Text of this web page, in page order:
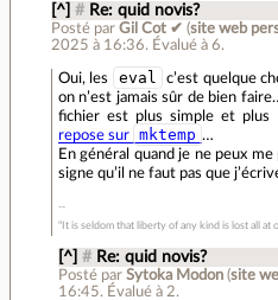
[^] # Re: quid novis?
Posté par Gil Cot ✔ (site web
2025 à 16:36. Évalué à 6.
Oui, les eval
c’est quelque
on n’est jamais sûr de bien
fichier est plus simple et plus
repose sur
mktemp …
En général quand je ne peux
signe qu’il ne faut pas que
“It is seldom that liberty of any kind is lost all at
[^] # Re: quid novis?
Posté par Sytoka Modon(site
16:45. Évalué à 2.